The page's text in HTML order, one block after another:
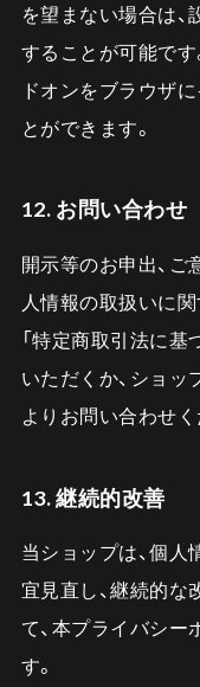
を望まない場合は
することが可能で
ドオンをブラウザ
とができます。
12. お問い合わせ
開示等のお申出、ご
人情報の取扱いに
「特定商取引法に
いただくか、ショ
よりお問い合わせく
13. 継続的改善
当ショップは、個
宜見直し、継続的な
て、本プライバシ
す。